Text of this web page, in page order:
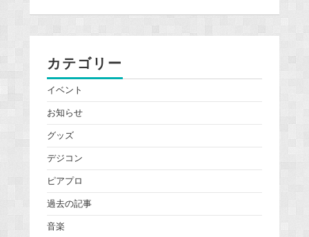
カテゴリー
イベント
お知らせ
グッズ
デジコン
ピアプロ
過去の記事
音楽